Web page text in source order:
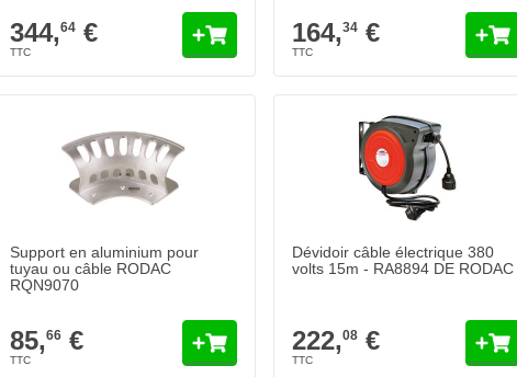
344,64€ 164,34 €
Support en aluminium pour
tuyau ou câble RODAC
RQN9070
85,66€
Dévidoir câble électrique 380
volts 15m - RA8894 DE RODAC
222,08 €